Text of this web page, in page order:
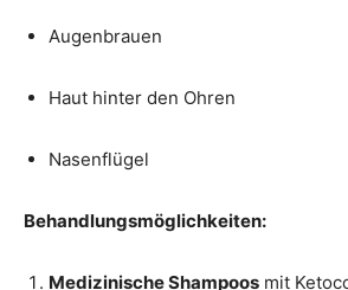
Augenbrauen
Haut hinter den Ohren
Nasenflügel
Behandlungsmöglichkeiten:
Medizinische Shampoos mit